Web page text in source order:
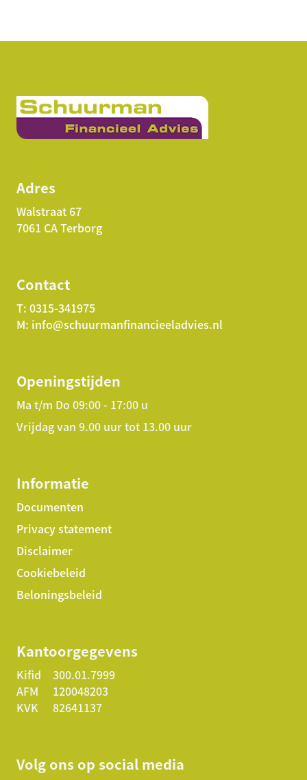
Adres
Walstraat 67
7061 CA Terborg
Contact
T: 0315-341975
M: info@schuurmanfinancieeladvies.nl
Openingstijden
Ma t/m Do 09:00 - 17:00 u
Vrijdag van 9.00 uur tot 13.00 uur
Informatie
Documenten
Privacy statement
Disclaimer
Cookiebeleid
Beloningsbeleid
Kantoorgegevens
Kifid
300.01.7999
AFM
120048203
KVK
82641137
Volg ons op social media